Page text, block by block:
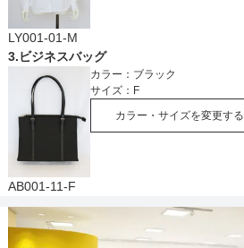
LY001-01-M
3.ビジネスバッグ
カラー： ブラック
サイズ： F
カラー・サイズを変更する
AB001-11-F